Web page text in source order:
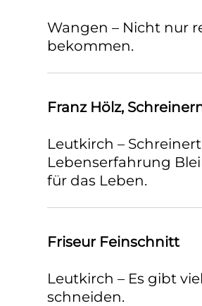
Wangen – Nicht nur
bekommen.
Franz Hölz,
Leutkirch –
Lebenserfahrung
für das Leben.
Friseur Feinschnitt
Leutkirch – Es gibt
schneiden.